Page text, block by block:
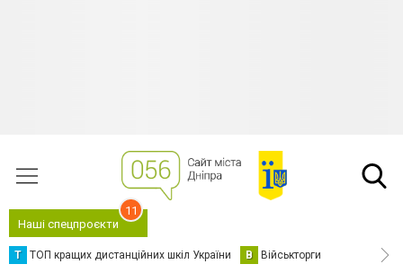
Наші спецпроєкти
11
Т ТОП кращих дистанційних шкіл України В Військторги